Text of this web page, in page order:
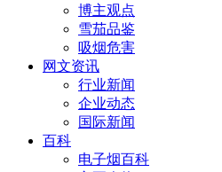
博主观点
雪茄品鉴
吸烟危害
网文资讯
行业新闻
企业动态
国际新闻
百科
电子烟百科